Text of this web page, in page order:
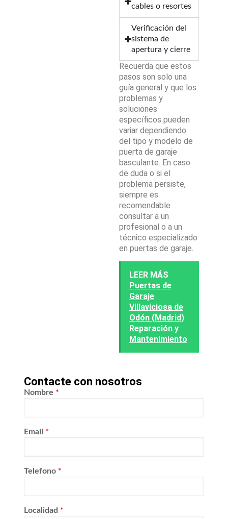
cables o resortes
Verificación del
sistema de
apertura y cierre
Recuerda que estos
pasos son solo una
guía general y que los
problemas y
soluciones
específicos pueden
variar dependiendo
del tipo y modelo de
puerta de garaje
basculante. En caso
de duda o si el
problema persiste,
siempre es
recomendable
consultar a un
profesional o a un
técnico especializado
en puertas de garaje.
LEER MÁS
Puertas de
Garaje
Villaviciosa de
Odón (Madrid)
Reparación y
Mantenimiento
Contacte con nosotros
Nombre *
Email *
Telefono *
Localidad *